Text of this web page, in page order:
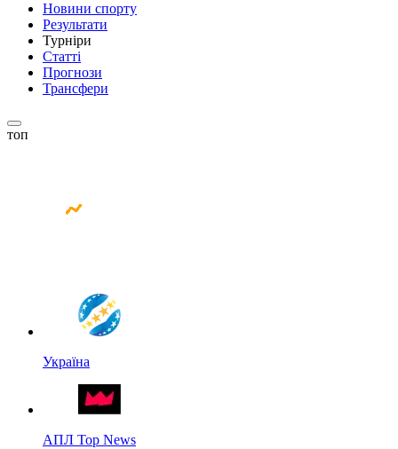
Новини спорту
Результати
Турніри
Статті
Прогнози
Трансфери
топ
Україна
АПЛ Top News